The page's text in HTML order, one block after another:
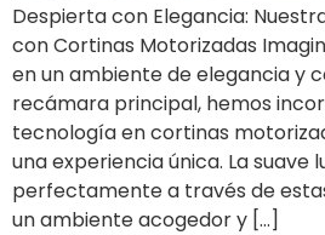
Despierta con Elegancia:
con Cortinas Motorizadas
en un ambiente de elegancia y
recámara principal, hemos
tecnología en cortinas
una experiencia única. La suave
perfectamente a través de
un ambiente acogedor y […]